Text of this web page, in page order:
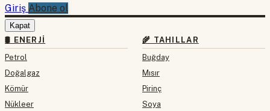
Giriş Abone ol
Kapat
🛢 ENERJI
Petrol
Doğalgaz
Kömür
Nükleer
🌾 TAHILLAR
Buğday
Mısır
Pirinç
Soya